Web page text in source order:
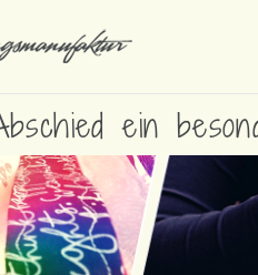
ein